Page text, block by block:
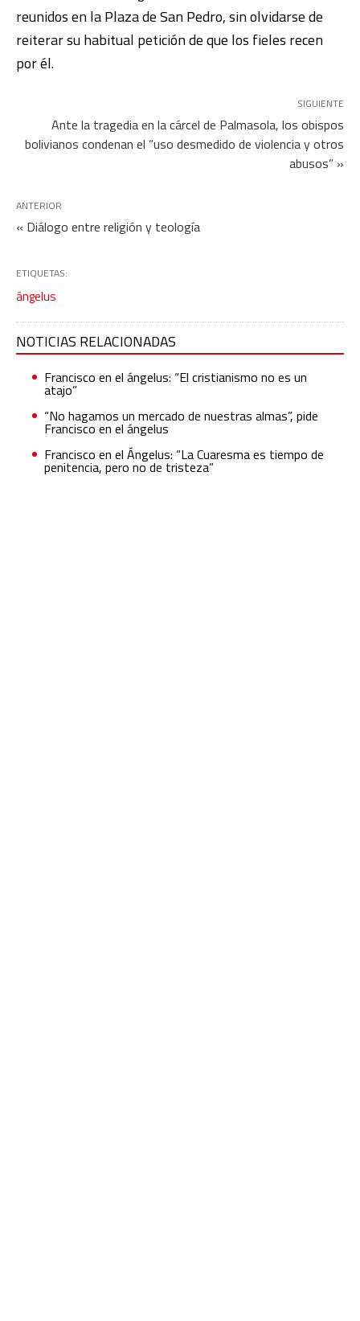
reunidos en la Plaza de San Pedro, sin olvidarse de
reiterar su habitual petición de que los fieles recen
por él.
SIGUIENTE
Ante la tragedia en la cárcel de Palmasola, los obispos
bolivianos condenan el “uso desmedido de violencia y otros
abusos” »
ANTERIOR
« Diálogo entre religión y teología
ETIQUETAS:
ángelus
NOTICIAS RELACIONADAS
Francisco en el ángelus: “El cristianismo no es un
atajo”
“No hagamos un mercado de nuestras almas”, pide
Francisco en el ángelus
Francisco en el Ángelus: “La Cuaresma es tiempo de
penitencia, pero no de tristeza”